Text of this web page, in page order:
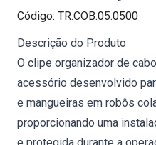
Código: TR.COB.05.0500
Descrição do Produto
O clipe organizador de
acessório desenvolvido
e mangueiras em robôs
proporcionando uma